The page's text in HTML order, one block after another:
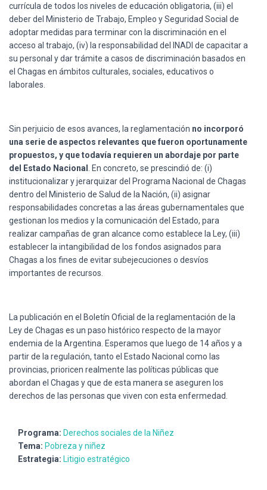
currícula de todos los niveles de educación obligatoria, (iii) el
deber del Ministerio de Trabajo, Empleo y Seguridad Social de
adoptar medidas para terminar con la discriminación en el
acceso al trabajo, (iv) la responsabilidad del INADI de capacitar a
su personal y dar trámite a casos de discriminación basados en
el Chagas en ámbitos culturales, sociales, educativos o
laborales.
Sin perjuicio de esos avances, la reglamentación no incorporó
una serie de aspectos relevantes que fueron oportunamente
propuestos, y que todavía requieren un abordaje por parte
del Estado Nacional
. En concreto, se prescindió de: (i)
institucionalizar y jerarquizar del Programa Nacional de Chagas
dentro del Ministerio de Salud de la Nación, (ii) asignar
responsabilidades concretas a las áreas gubernamentales que
gestionan los medios y la comunicación del Estado, para
realizar campañas de gran alcance como establece la Ley, (iii)
establecer la intangibilidad de los fondos asignados para
Chagas a los fines de evitar subejecuciones o desvíos
importantes de recursos.
La publicación en el Boletín Oficial de la reglamentación de la
Ley de Chagas es un paso histórico respecto de la mayor
endemia de la Argentina. Esperamos que luego de 14 años y a
partir de la regulación, tanto el Estado Nacional como las
provincias, prioricen realmente las políticas públicas que
abordan el Chagas y que de esta manera se aseguren los
derechos de las personas que viven con esta enfermedad.
Programa: Derechos sociales de la Niñez
Tema: Pobreza y niñez
Estrategia: Litigio estratégico